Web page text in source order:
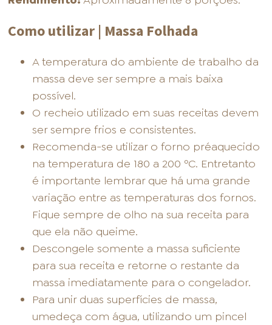
Como utilizar | Massa Folhada
A temperatura do ambiente de trabalho da
massa deve ser sempre a mais baixa
possível.
O recheio utilizado em suas receitas devem
ser sempre frios e consistentes.
Recomenda-se utilizar o forno préaquecido
na temperatura de 180 a 200 ºC. Entretanto
é importante lembrar que há uma grande
variação entre as temperaturas dos fornos.
Fique sempre de olho na sua receita para
que ela não queime.
Descongele somente a massa suficiente
para sua receita e retorne o restante da
massa imediatamente para o congelador.
Para unir duas superfícies de massa,
umedeça com água, utilizando um pincel